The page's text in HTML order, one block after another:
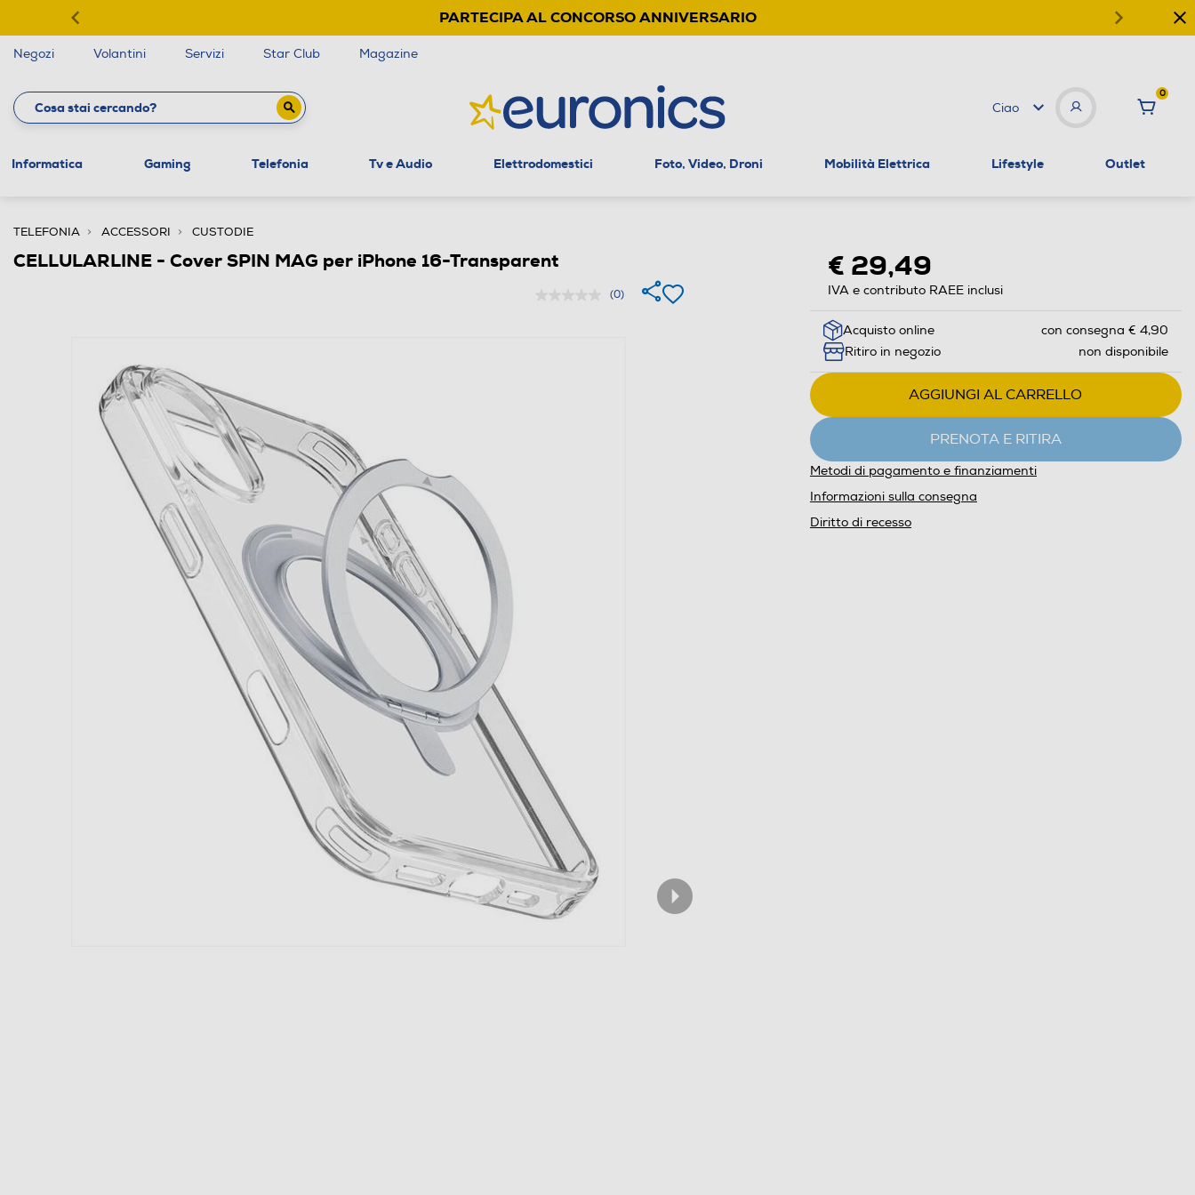
PARTECIPA AL CONCORSO ANNIVERSARIO
Negozi Volantini Servizi Star Club Magazine
Ciao
0
Informatica Gaming Telefonia Tv e Audio Elettrodomestici Foto, Video, Droni Mobilità Elettrica Lifestyle Outlet
TELEFONIA ACCESSORI CUSTODIE
CELLULARLINE - Cover SPIN MAG per iPhone 16-Transparent
(0)
€ 29,49
IVA e contributo RAEE inclusi
Acquisto online
con consegna € 4,90
Ritiro in negozio
non disponibile
AGGIUNGI AL CARRELLO
PRENOTA E RITIRA
Metodi di pagamento e finanziamenti
Informazioni sulla consegna
Diritto di recesso